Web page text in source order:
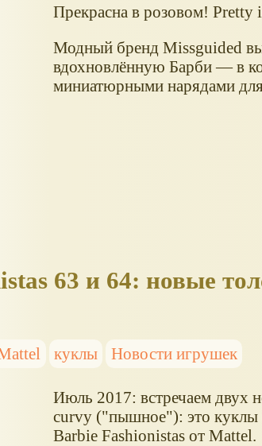
Прекрасна в розовом! Pretty
Модный бренд Missguided
вдохновлённую Барби — в
миниатюрными нарядами
63 и 64: новые
куклы Новости игрушек
Июль 2017: встречаем двух
curvy ("пышное"): это куклы
Barbie Fashionistas от Mattel.